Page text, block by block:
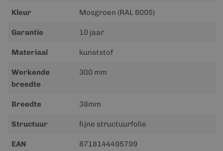
Kleur Mosgroen (RAL 6005)
Garantie 10 jaar
Materiaal kunststof
Werkende
breedte
300 mm
Breedte 38mm
Structuur fijne structuurfolie
EAN 8718144495799